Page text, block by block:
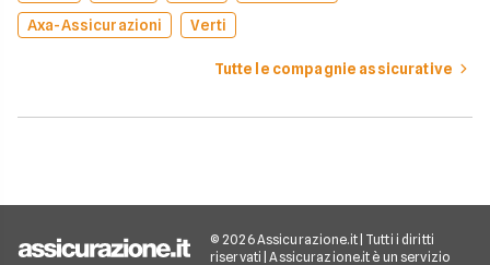
Axa-Assicurazioni
Verti
Tutte le compagnie assicurative
© 2026 Assicurazione.it | Tutti i diritti
riservati | Assicurazione.it è un servizio